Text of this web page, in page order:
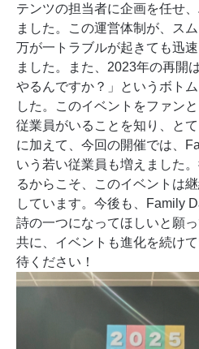
テンツの担当者に企画を任せ
ました。この運営体制が、ス
万が一トラブルが起きても迅
ました。また、2023年の再開
やるんですか？」というボト
した。このイベントをファン
従業員がいることを知り、と
に加えて、今回の開催では、
いう若い従業員も増えました
るからこそ、このイベントは
しています。今後も、Family
詩の一つになってほしいと願
共に、イベントも進化を続け
待ください！